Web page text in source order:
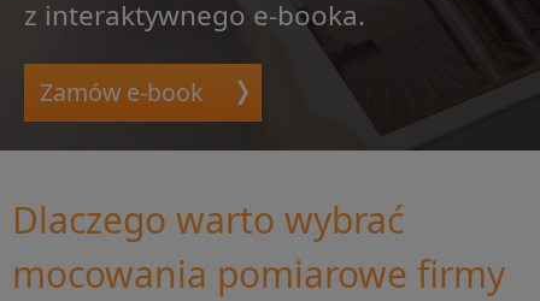
z interaktywnego e-booka.
Zamów e-book
Dlaczego warto wybrać
mocowania pomiarowe firmy